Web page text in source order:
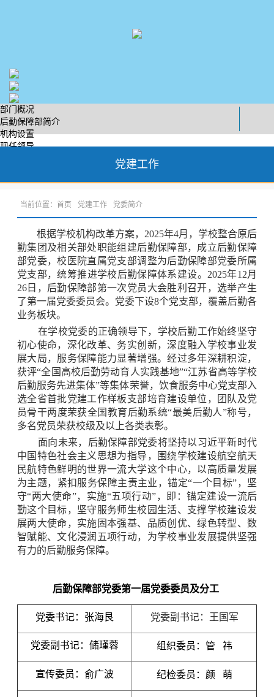
部门概况
后勤保障部简介
机构设置
现任领导
工作动态
安全质量
服务热线
工会工作
组织机构
工作动态
文化建设
后勤文化
劳动教育
他山之石
视觉形象识别系统
部门文件
财务文件
发展历程
部门年鉴
部门荣誉
下载专区
公共文档
人事文档
管理系统
后勤服务“码”上办
安质巡检系统
智慧食堂管理系统
学生公寓管理系统
招标采购
招标公告
中标公示
天目湖校区交通班车时刻表
党建工作
当前位置： 首页 党建工作 党委简介
根据学校机构改革方案，2025年4月，学校整合原后
勤集团及相关部处职能组建后勤保障部，成立后勤保障
部党委，校医院直属党支部调整为后勤保障部党委所属
党支部，统筹推进学校后勤保障体系建设。2025年12月
26日，后勤保障部第一次党员大会胜利召开，选举产生
了第一届党委委员会。党委下设8个党支部，覆盖后勤各
业务板块。
在学校党委的正确领导下，学校后勤工作始终坚守
初心使命，深化改革、务实创新，深度融入学校事业发
展大局，服务保障能力显著增强。经过多年深耕积淀，
获评“全国高校后勤劳动育人实践基地”“江苏省高等学校
后勤服务先进集体”等集体荣誉，饮食服务中心党支部入
选全省首批党建工作样板支部培育建设单位，团队及党
员骨干两度荣获全国教育后勤系统“最美后勤人”称号，
多名党员荣获校级及以上各类表彰。
面向未来，后勤保障部党委将坚持以习近平新时代
中国特色社会主义思想为指导，围绕学校建设航空航天
民航特色鲜明的世界一流大学这个中心，以高质量发展
为主题，紧扣服务保障主责主业，锚定“一个目标”，坚
守“两大使命”，实施“五项行动”，即：锚定建设一流后
勤这个目标，坚守服务师生校园生活、支撑学校建设发
展两大使命，实施固本强基、品质创优、绿色转型、数
智赋能、文化浸润五项行动，为学校事业发展提供坚强
有力的后勤服务保障。
后勤保障部党委第一届党委委员及分工
党委书记：张海艮 党委副书记：王国军
党委副书记：储瑾蓉 组织委员：管 祎
宣传委员：俞广波 纪检委员：颜 萌